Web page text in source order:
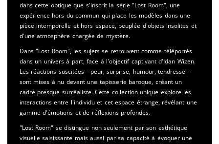
dans cette optique que s'inscrit la série "Lost Room", une
expérience hors du commun qui place les modèles dans une
pièce intemporelle et hors espace, peuplée d'objets insolites et
d'une atmosphère chargée de mystère.
Dans "Lost Room", les sujets se retrouvent comme téléportés
dans un univers à part, face à l'objectif captivant d'Idan Wizen.
Les réactions suscitées - peur, surprise, humour, tendresse -
sont mises à nu devant une tapisserie baroque, créant un
cadre presque surréaliste. Cette collection unique explore les
interactions entre l'individu et cet espace étrange, révélant une
gamme d'émotions et de réflexions profondes.
"Lost Room" se distingue non seulement par son esthétique
visuelle saisissante mais aussi par sa capacité à évoquer une